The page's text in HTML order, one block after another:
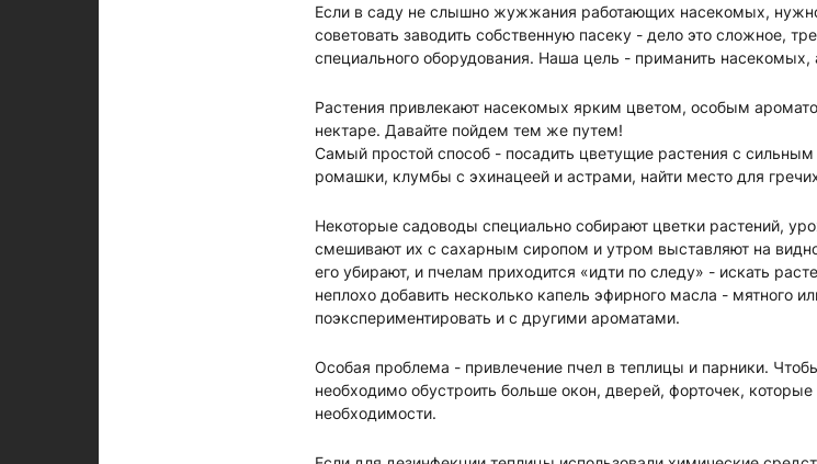
Если в саду не слышно жужжания работающих насекомых,
советовать заводить собственную пасеку - дело это сложное,
специального оборудования. Наша цель - приманить насекомых,
Растения привлекают насекомых ярким цветом, особым
нектаре. Давайте пойдем тем же путем!
Самый простой способ - посадить цветущие растения с
ромашки, клумбы с эхинацеей и астрами, найти место для
Некоторые садоводы специально собирают цветки растений,
смешивают их с сахарным сиропом и утром выставляют на
его убирают, и пчелам приходится «идти по следу» - искать
неплохо добавить несколько капель эфирного масла - мятного
поэкспериментировать и с другими ароматами.
Особая проблема - привлечение пчел в теплицы и парники.
необходимо обустроить больше окон, дверей, форточек,
необходимости.